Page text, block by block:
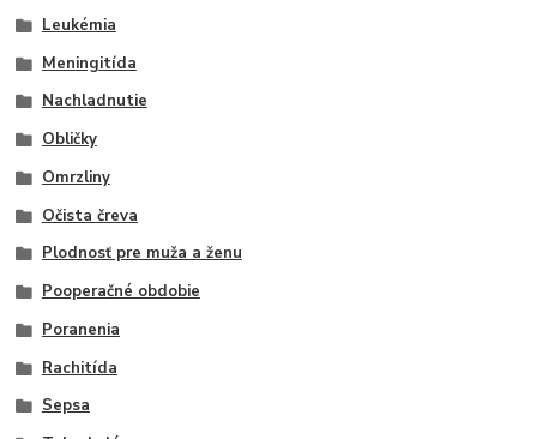
Leukémia
Meningitída
Nachladnutie
Obličky
Omrzliny
Očista čreva
Plodnosť pre muža a ženu
Pooperačné obdobie
Poranenia
Rachitída
Sepsa